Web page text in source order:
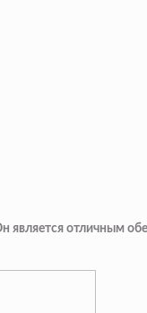
является